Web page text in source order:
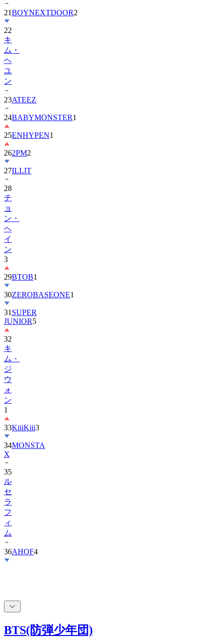
21BOYNEXTDOOR2
22
キ
ム・
ヘ
ユ
ン
23ATEEZ
24BABYMONSTER1
25ENHYPEN1
262PM2
27ILLIT
28
チ
ョ
ン・
ヘ
イ
ン
3
29BTOB1
30ZEROBASEONE1
31 SUPER
JUNIOR5
32
キ
ム・
ジ
ウ
ォ
ン
1
33KiiiKiii3
34MONSTA
X
35
ル
セ
ラ
フ
ィ
ム
36AHOF4
BTS(防弾少年団)